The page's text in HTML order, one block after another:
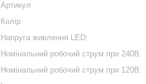
Артикул
Колір
Напруга живлення LED:
Номінальний робочий струм при 240В:
Номінальний робочий струм при 120В: